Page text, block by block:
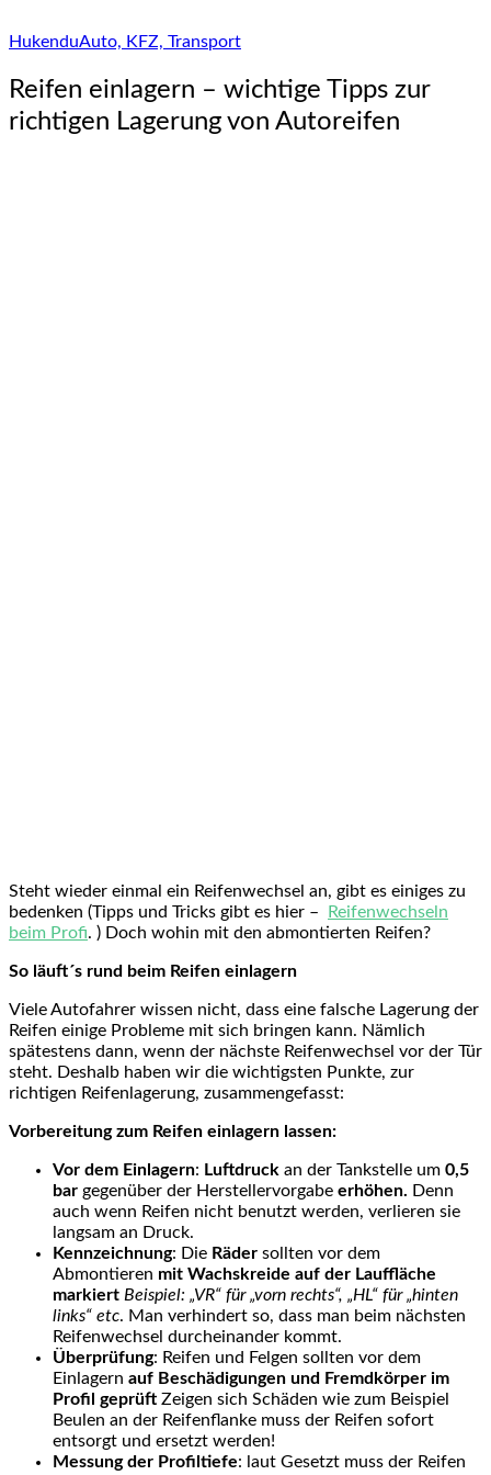
HukenduAuto, KFZ, Transport
Reifen einlagern – wichtige Tipps zur
richtigen Lagerung von Autoreifen
Steht wieder einmal ein Reifenwechsel an, gibt es einiges zu
bedenken (Tipps und Tricks gibt es hier –
Reifenwechseln
beim Profi. ) Doch wohin mit den abmontierten Reifen?
So läuft´s rund beim Reifen einlagern
Viele Autofahrer wissen nicht, dass eine falsche Lagerung der
Reifen einige Probleme mit sich bringen kann. Nämlich
spätestens dann, wenn der nächste Reifenwechsel vor der Tür
steht. Deshalb haben wir die wichtigsten Punkte, zur
richtigen Reifenlagerung, zusammengefasst:
Vorbereitung zum Reifen einlagern lassen:
Vor dem Einlagern: Luftdruck an der Tankstelle um 0,5
bar gegenüber der Herstellervorgabe erhöhen. Denn
auch wenn Reifen nicht benutzt werden, verlieren sie
langsam an Druck.
Kennzeichnung: Die Räder sollten vor dem
Abmontieren mit Wachskreide auf der Lauffläche
markiert Beispiel: „VR“ für „vorn rechts“, „HL“ für „hinten
links“ etc. Man verhindert so, dass man beim nächsten
Reifenwechsel durcheinander kommt.
Überprüfung: Reifen und Felgen sollten vor dem
Einlagern auf Beschädigungen und Fremdkörper im
Profil geprüft Zeigen sich Schäden wie zum Beispiel
Beulen an der Reifenflanke muss der Reifen sofort
entsorgt und ersetzt werden!
Messung der Profiltiefe: laut Gesetzt muss der Reifen